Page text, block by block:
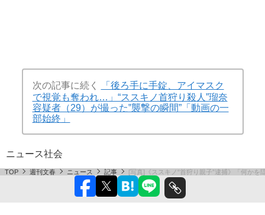
次の記事に続く
「後ろ手に手錠、アイマスク
で視覚も奪われ…」“ススキノ首狩り殺人”瑠奈
容疑者（29）が撮った‟襲撃の瞬間”「動画の一
部始終」
ニュース社会
TOP 週刊文春 ニュース 記事 [写真]《ススキノ“首狩り親子”逮捕》「何か